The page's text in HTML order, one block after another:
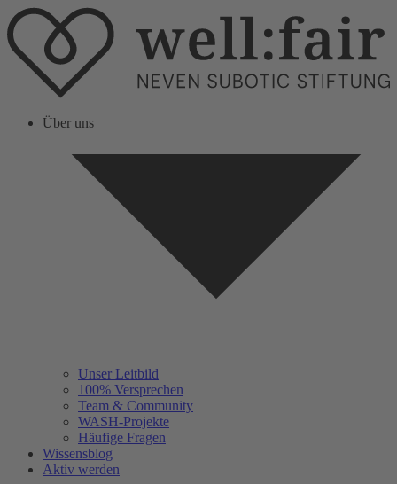
Über uns
Unser Leitbild
100% Versprechen
Team & Community
WASH-Projekte
Häufige Fragen
Wissensblog
Aktiv werden